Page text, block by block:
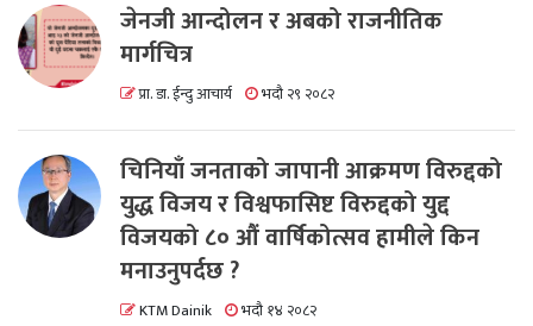
जेनजी आन्दोलन र अबको राजनीतिक
मार्गचित्र
प्रा. डा. ईन्दु आचार्य भदौ २९ २०८२
चिनियाँ जनताको जापानी आक्रमण विरुद्दको
युद्ध विजय र विश्वफासिष्ट विरुद्दको युद्द
विजयको ८० औं वार्षिकोत्सव हामीले किन
मनाउनुपर्दछ ?
KTM Dainik भदौ १४ २०८२